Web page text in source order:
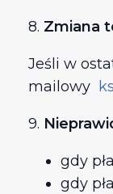
8. Zmiana
Jeśli w
mailowy
9.
gdy
gdy